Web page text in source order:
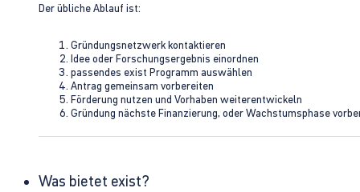
Der übliche Ablauf ist:
Gründungsnetzwerk kontaktieren
Idee oder Forschungsergebnis einordnen
passendes exist Programm auswählen
Antrag gemeinsam vorbereiten
Förderung nutzen und Vorhaben weiterentwickeln
Gründung nächste Finanzierung, oder Wachstumsphase
Was bietet exist?